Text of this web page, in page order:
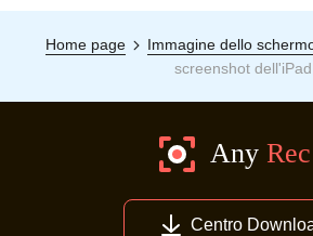
Home page Immagine dello
screenshot dell'iPad
Centro